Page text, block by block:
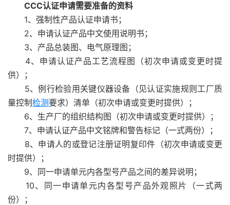
CCC认证申请需要准备的资料
1、强制性产品认证申请书；
2、申请认证产品中文使用说明书；
3、产品总装图、电气原理图；
4、申请认证产品工艺流程图（初次申请或变更时提
供）；
5、例行检验用关键仪器设备（见认证实施规则工厂质
量控制 检测要求）清单（初次申请或变更时提供）；
6、生产厂的组织结构图（初次申请或变更时提供）；
7、申请认证产品中文铭牌和警告标记（一式两份）；
8、申请人的或登记注册证明复印件（初次申请或变更
时提供）；
9、同一申请单元内各型号产品之间的差异说明；
10、同一申请单元内各型号产品外观照片（一式两
份）；